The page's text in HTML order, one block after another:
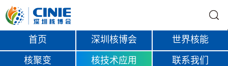
首页 深圳核博会 世界核能
核聚变 核技术应用 联系我们